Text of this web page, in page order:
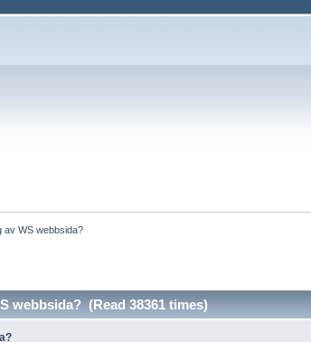
av WS webbsida?
webbsida? (Read 38361 times)